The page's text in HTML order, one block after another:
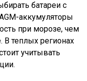
батареи с
аккумуляторы
при морозе, чем
В теплых регионах
учитывать